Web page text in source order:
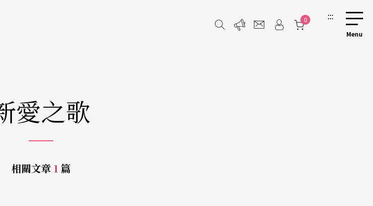
0 :::
愛之歌
相關文章 1 篇